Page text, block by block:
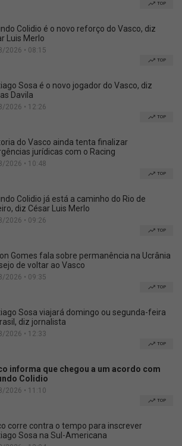
TOP
Colidio é o novo reforço do Vasco, diz
Luis Merlo
2026 • 08:15
TOP
Sosa é o novo jogador do Vasco, diz
Davila
2026 • 12:26
TOP
do Vasco ainda tenta finalizar
jurídicas com o Racing
2026 • 10:48
TOP
Colidio já está a caminho do Rio de
diz César Luis Merlo
2026 • 09:26
TOP
Gomes fala sobre permanência na Ucrânia
de voltar ao Vasco
2026 • 09:35
TOP
Sosa viajará domingo ou segunda-feira
diz jornalista
2026 • 12:33
TOP
informa que chegou a um acordo com
Colidio
2026 • 11:10
TOP
corre contra o tempo para inscrever
Sosa na Sul-Americana